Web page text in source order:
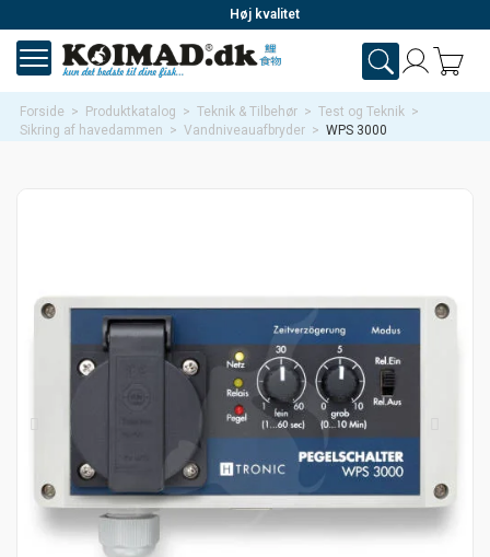
Høj kvalitet
Forside > Produktkatalog > Teknik & Tilbehør > Test og Teknik >
Sikring af havedammen > Vandniveauafbryder > WPS 3000